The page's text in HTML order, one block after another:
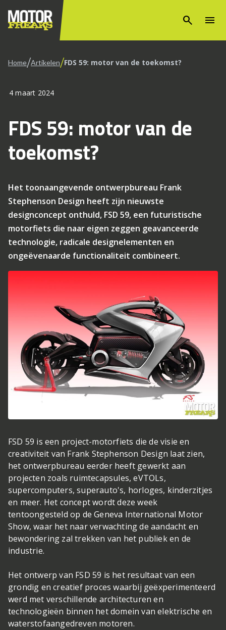
search menu
Home/Artikelen/FDS 59: motor van de toekomst?
4 maart 2024
FDS 59: motor van de
toekomst?
Het toonaangevende ontwerpbureau Frank
Stephenson Design heeft zijn nieuwste
designconcept onthuld, FSD 59, een futuristische
motorfiets die naar eigen zeggen geavanceerde
technologie, radicale designelementen en
ongeëvenaarde functionaliteit combineert.
FSD 59 is een project-motorfiets die de visie en
creativiteit van Frank Stephenson Design laat zien,
het ontwerpbureau eerder heeft gewerkt aan
projecten zoals ruimtecapsules, eVTOLs,
supercomputers, superauto's, horloges, kinderzitjes
en meer. Het concept wordt deze week
tentoongesteld op de Geneva International Motor
Show, waar het naar verwachting de aandacht en
bewondering zal trekken van het publiek en de
industrie.
Het ontwerp van FSD 59 is het resultaat van een
grondig en creatief proces waarbij geëxperimenteerd
werd met verschillende architecturen en
technologieën binnen het domein van elektrische en
waterstofaangedreven motoren.